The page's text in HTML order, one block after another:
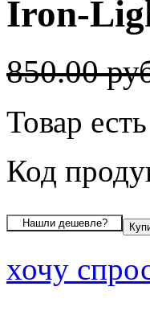
Iron-
850.00
Товар
Код
хочу